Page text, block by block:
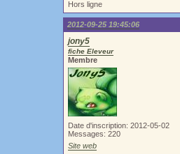
Hors ligne
2012-09-25 19:45:06
jony5
fiche Eleveur
Membre
Date d'inscription: 2012-05-02
Messages: 220
Site web